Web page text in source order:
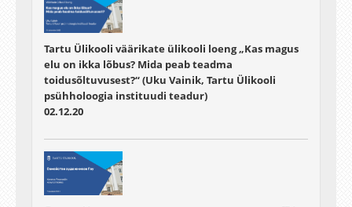
Tartu Ülikooli väärikate ülikooli loeng „Kas magus
elu on ikka lõbus? Mida peab teadma
toidusõltuvusest?“ (Uku Vainik, Tartu Ülikooli
psühholoogia instituudi teadur)
02.12.20